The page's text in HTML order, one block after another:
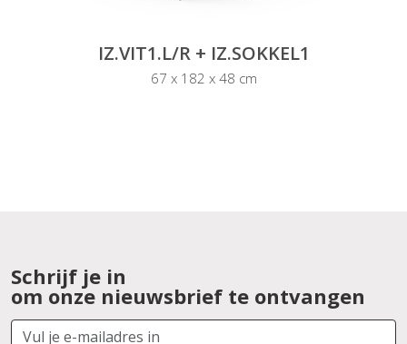
IZ.VIT1.L/R + IZ.SOKKEL1
67 x 182 x 48 cm
Schrijf je in
om onze nieuwsbrief te ontvangen